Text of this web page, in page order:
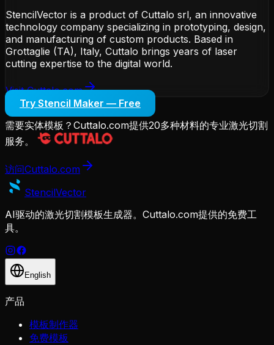
StencilVector is a product of Cuttalo srl, an innovative
technology company specializing in prototyping, design,
and manufacturing of custom products. Based in
Grottaglie (TA), Italy, Cuttalo brings years of laser
cutting expertise to the digital world.
Visit Cuttalo.com
Try Stencil Maker — Free
需要实体模板？Cuttalo.com提供20多种材料的专业激光切割
服务。
访问Cuttalo.com
StencilVector
AI驱动的激光切割模板生成器。Cuttalo.com提供的免费工
具。
English
产品
模板制作器
免费模板